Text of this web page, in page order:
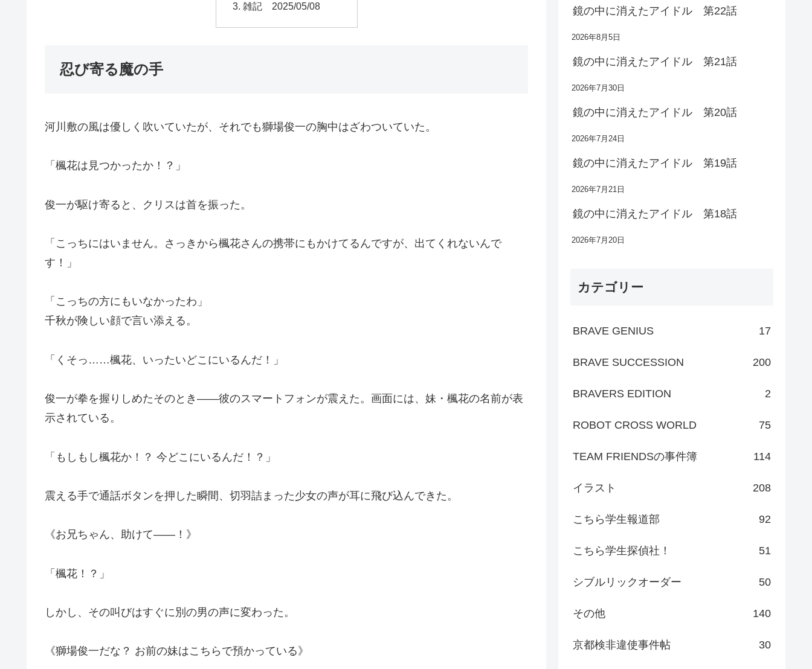
雑記 2025/05/08
忍び寄る魔の手
河川敷の風は優しく吹いていたが、それでも獅場俊一の胸中はざわついていた。
「楓花は見つかったか！？」
俊一が駆け寄ると、クリスは首を振った。
「こっちにはいません。さっきから楓花さんの携帯にもかけてるんですが、出てくれないんで
す！」
「こっちの方にもいなかったわ」
千秋が険しい顔で言い添える。
「くそっ……楓花、いったいどこにいるんだ！」
俊一が拳を握りしめたそのとき――彼のスマートフォンが震えた。画面には、妹・楓花の名前が表
示されている。
「もしもし楓花か！？ 今どこにいるんだ！？」
震える手で通話ボタンを押した瞬間、切羽詰まった少女の声が耳に飛び込んできた。
《お兄ちゃん、助けて――！》
「楓花！？」
しかし、その叫びはすぐに別の男の声に変わった。
《獅場俊一だな？ お前の妹はこちらで預かっている》
鏡の中に消えたアイドル 第22話
2026年8月5日
鏡の中に消えたアイドル 第21話
2026年7月30日
鏡の中に消えたアイドル 第20話
2026年7月24日
鏡の中に消えたアイドル 第19話
2026年7月21日
鏡の中に消えたアイドル 第18話
2026年7月20日
カテゴリー
BRAVE GENIUS 17
BRAVE SUCCESSION 200
BRAVERS EDITION 2
ROBOT CROSS WORLD 75
TEAM FRIENDSの事件簿 114
イラスト 208
こちら学生報道部 92
こちら学生探偵社！ 51
シブルリックオーダー 50
その他 140
京都検非違使事件帖 30